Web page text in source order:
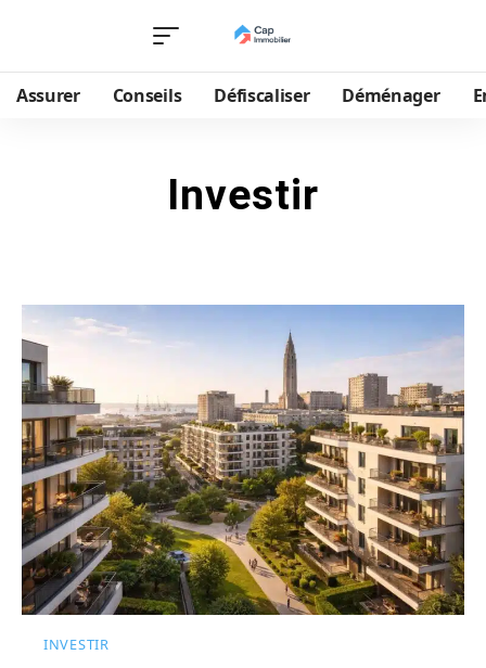
Assurer Conseils Défiscaliser Déménager
Investir
INVESTIR